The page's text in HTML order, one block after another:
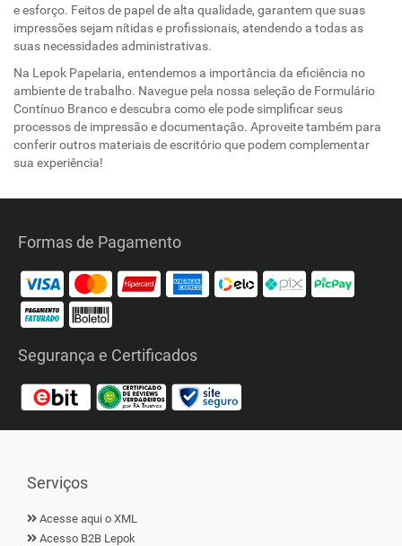
e esforço. Feitos de papel de alta qualidade, garantem que suas
impressões sejam nítidas e profissionais, atendendo a todas as
suas necessidades administrativas.
Na Lepok Papelaria, entendemos a importância da eficiência no
ambiente de trabalho. Navegue pela nossa seleção de Formulário
Contínuo Branco e descubra como ele pode simplificar seus
processos de impressão e documentação. Aproveite também para
conferir outros materiais de escritório que podem complementar
sua experiência!
Formas de Pagamento
Segurança e Certificados
Serviços
Acesse aqui o XML
Acesso B2B Lepok